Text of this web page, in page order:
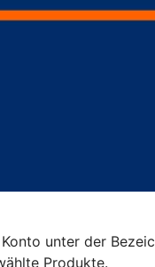
unter der
Produkte.